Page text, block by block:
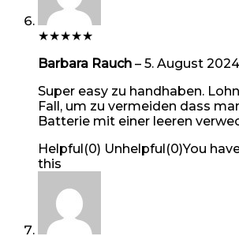
★★★★★
Barbara Rauch – 5. August 2024
Super easy zu handhaben.
Fall, um zu vermeiden dass
Batterie mit einer leeren
Helpful(0) Unhelpful(0)You
this